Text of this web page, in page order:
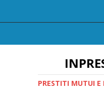
PRESTITI MUTUI